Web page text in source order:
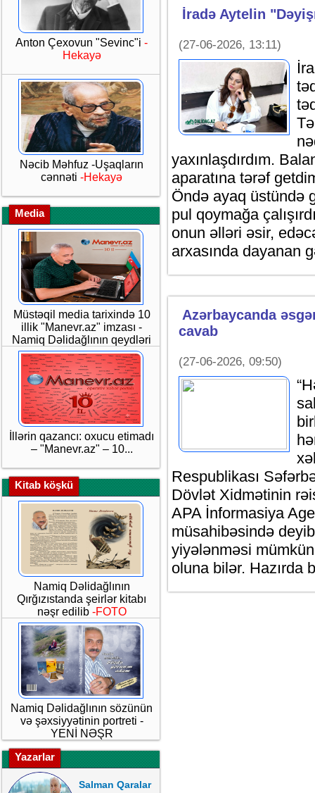
Anton Çexovun "Sevinc"i -
Hekayə
Nəcib Məhfuz -Uşaqların
cənnəti -Hekayə
Media
Müstəqil media tarixində 10
illik "Manevr.az" imzası -
Namiq Dəlidağlının qeydləri
İllərin qazancı: oxucu etimadı
– "Manevr.az" – 10...
Kitab köşkü
Namiq Dəlidağlının
Qırğızıstanda şeirlər kitabı
nəşr edilib -FOTO
Namiq Dəlidağlının sözünün
və şəxsiyyətinin portreti -
YENİ NƏŞR
Yazarlar
Salman Qaralar
İradə Aytelin
(27-06-2026, 13:11)
yaxınlaşdırdım.
aparatına tərəf
Öndə ayaq üstündə
pul qoymağa
onun əlləri əsir,
arxasında dayanan
Azərbaycanda
cavab
(27-06-2026, 09:50)
Respublikası
Dövlət Xidmətinin
APA İnformasiya
müsahibəsində
yiyələnməsi
oluna bilər. Hazırda